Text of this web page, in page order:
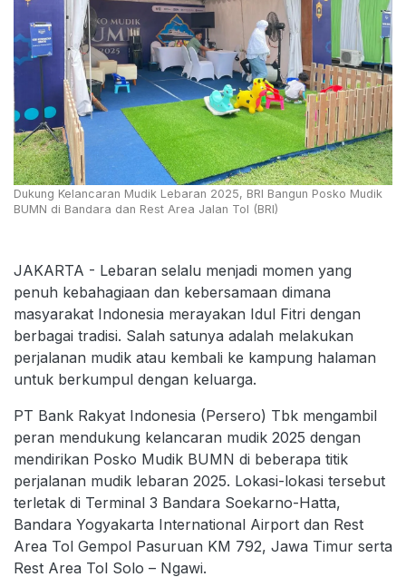
Dukung Kelancaran Mudik Lebaran 2025, BRI Bangun Posko Mudik
BUMN di Bandara dan Rest Area Jalan Tol (BRI)
JAKARTA - Lebaran selalu menjadi momen yang
penuh kebahagiaan dan kebersamaan dimana
masyarakat Indonesia merayakan Idul Fitri dengan
berbagai tradisi. Salah satunya adalah melakukan
perjalanan mudik atau kembali ke kampung halaman
untuk berkumpul dengan keluarga.
PT Bank Rakyat Indonesia (Persero) Tbk mengambil
peran mendukung kelancaran mudik 2025 dengan
mendirikan Posko Mudik BUMN di beberapa titik
perjalanan mudik lebaran 2025. Lokasi-lokasi tersebut
terletak di Terminal 3 Bandara Soekarno-Hatta,
Bandara Yogyakarta International Airport dan Rest
Area Tol Gempol Pasuruan KM 792, Jawa Timur serta
Rest Area Tol Solo – Ngawi.